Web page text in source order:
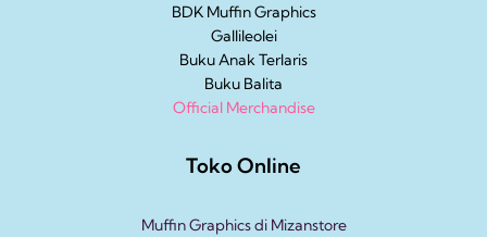
BDK Muffin Graphics
Gallileolei
Buku Anak Terlaris
Buku Balita
Official Merchandise
Toko Online
Muffin Graphics di Mizanstore